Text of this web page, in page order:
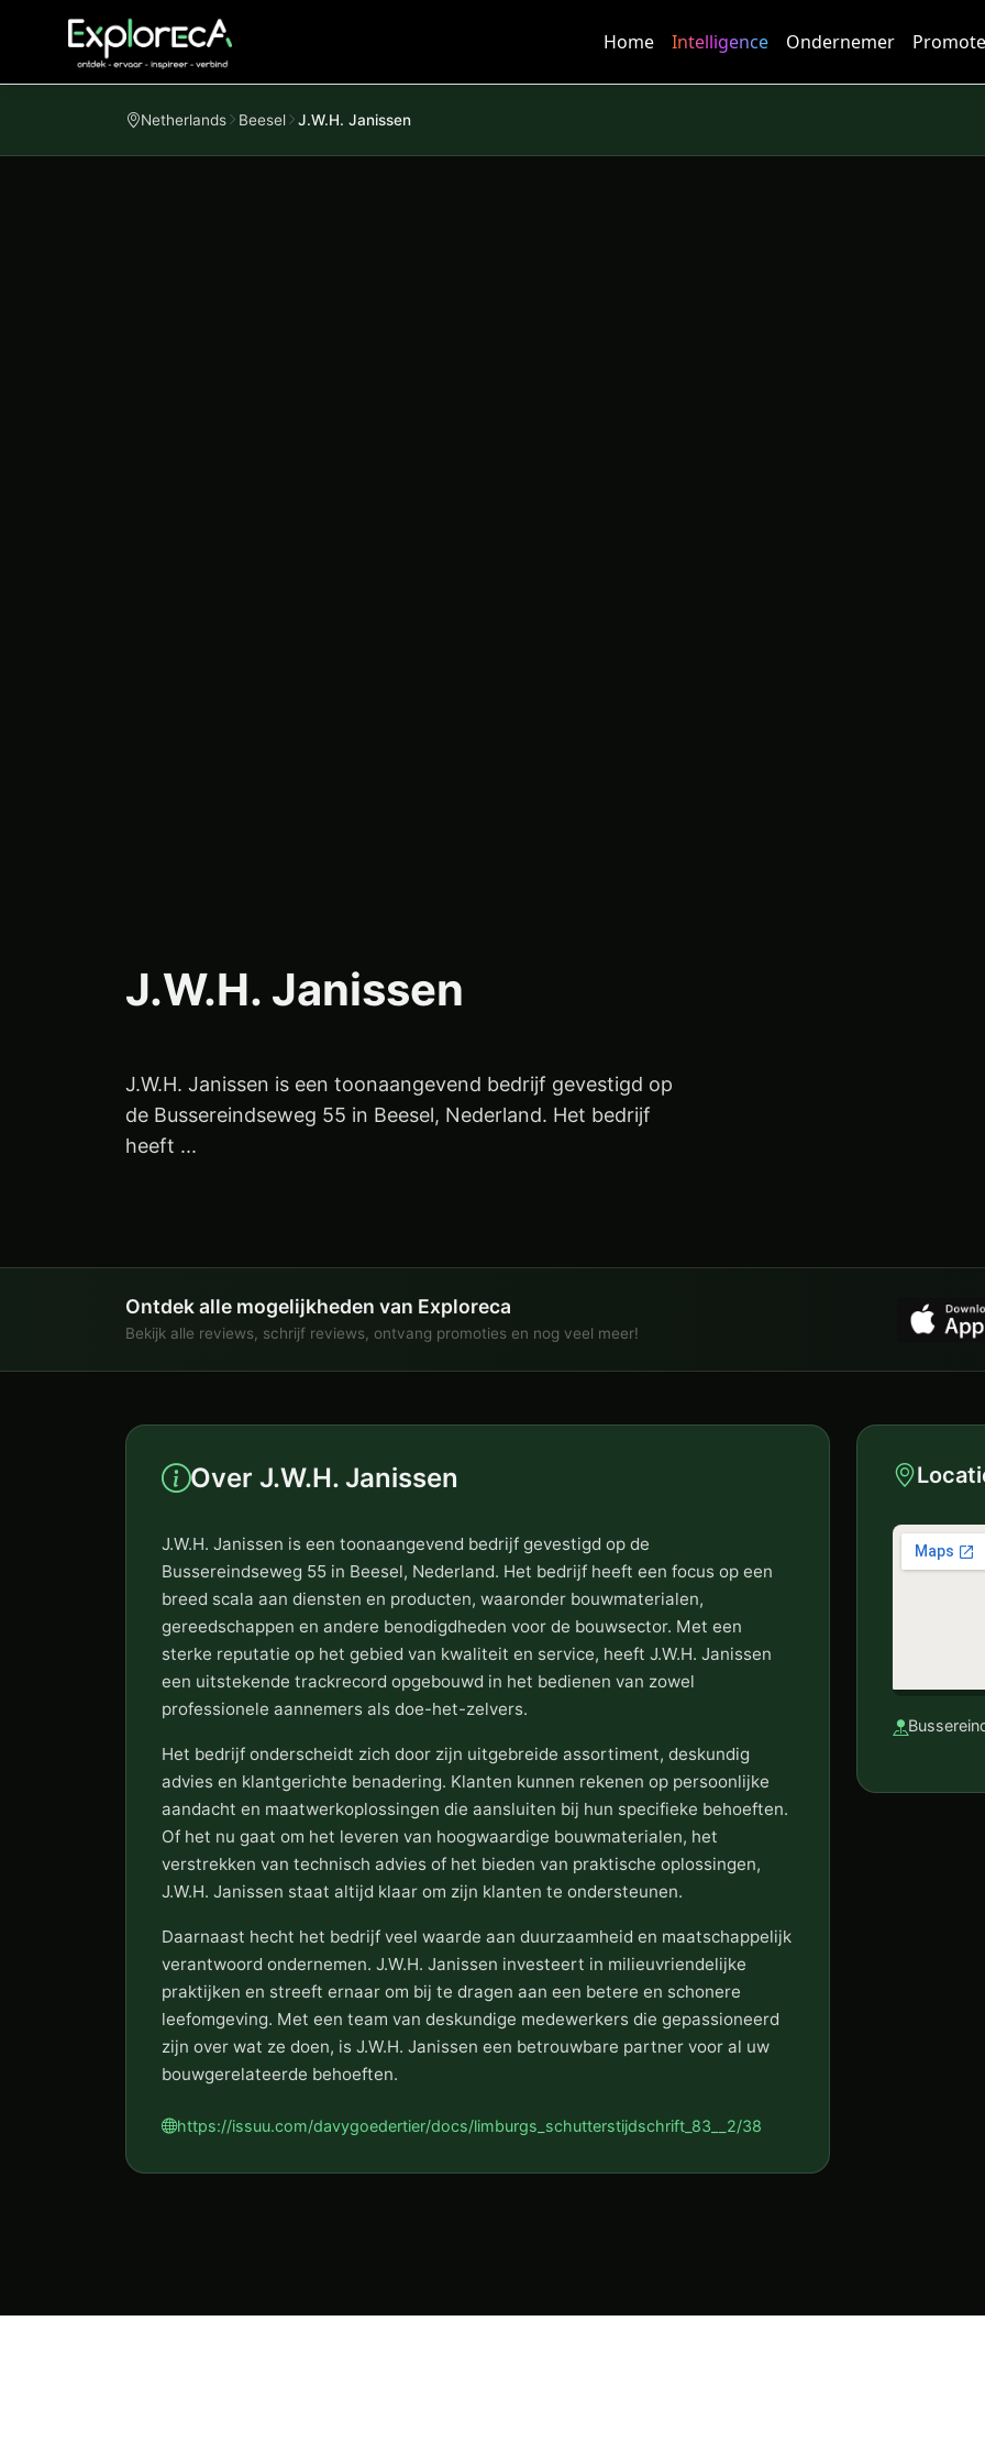
Home Intelligence Ondernemer
Netherlands Beesel J.W.H. Janissen
J.W.H. Janissen
J.W.H. Janissen is een toonaangevend bedrijf gevestigd op
de Bussereindseweg 55 in Beesel, Nederland. Het bedrijf
heeft ...
Ontdek alle mogelijkheden van Exploreca
Bekijk alle reviews, schrijf reviews, ontvang promoties en nog veel meer!
Over J.W.H. Janissen
J.W.H. Janissen is een toonaangevend bedrijf gevestigd op de
Bussereindseweg 55 in Beesel, Nederland. Het bedrijf heeft een focus op een
breed scala aan diensten en producten, waaronder bouwmaterialen,
gereedschappen en andere benodigdheden voor de bouwsector. Met een
sterke reputatie op het gebied van kwaliteit en service, heeft J.W.H. Janissen
een uitstekende trackrecord opgebouwd in het bedienen van zowel
professionele aannemers als doe-het-zelvers.
Het bedrijf onderscheidt zich door zijn uitgebreide assortiment, deskundig
advies en klantgerichte benadering. Klanten kunnen rekenen op persoonlijke
aandacht en maatwerkoplossingen die aansluiten bij hun specifieke behoeften.
Of het nu gaat om het leveren van hoogwaardige bouwmaterialen, het
verstrekken van technisch advies of het bieden van praktische oplossingen,
J.W.H. Janissen staat altijd klaar om zijn klanten te ondersteunen.
Daarnaast hecht het bedrijf veel waarde aan duurzaamheid en maatschappelijk
verantwoord ondernemen. J.W.H. Janissen investeert in milieuvriendelijke
praktijken en streeft ernaar om bij te dragen aan een betere en schonere
leefomgeving. Met een team van deskundige medewerkers die gepassioneerd
zijn over wat ze doen, is J.W.H. Janissen een betrouwbare partner voor al uw
bouwgerelateerde behoeften.
https://issuu.com/davygoedertier/docs/limburgs_schutterstijdschrift_83__2/38